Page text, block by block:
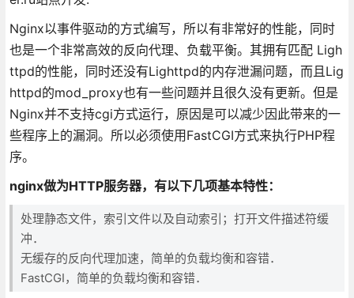
Nginx以事件驱动的方式编写，所以有非常好的性能，同时
也是一个非常高效的反向代理、负载平衡。其拥有匹配 Ligh
ttpd的性能，同时还没有Lighttpd的内存泄漏问题，而且Lig
httpd的mod_proxy也有一些问题并且很久没有更新。但是
Nginx并不支持cgi方式运行，原因是可以减少因此带来的一
些程序上的漏洞。所以必须使用FastCGI方式来执行PHP程
序。
nginx做为HTTP服务器，有以下几项基本特性：
处理静态文件，索引文件以及自动索引；打开文件描述符缓
冲．
无缓存的反向代理加速，简单的负载均衡和容错．
FastCGI，简单的负载均衡和容错．